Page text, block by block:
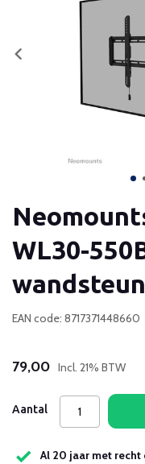
WL30-
wandsteun
EAN code: 8717371448660
79,00 Incl. 21% BTW
Aantal
Al 20 jaar met recht